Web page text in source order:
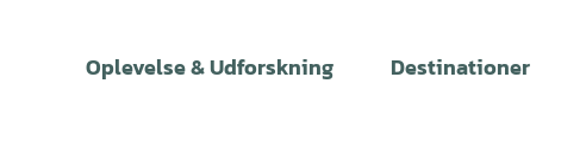
Oplevelse & Udforskning Destinationer